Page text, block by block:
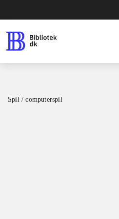
Spil / computerspil